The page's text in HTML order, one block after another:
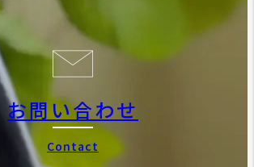
お問い合わせ
Contact